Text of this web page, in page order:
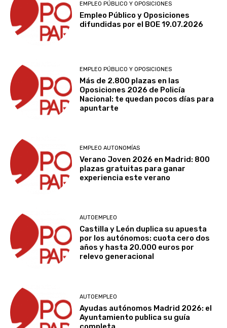
EMPLEO PÚBLICO Y OPOSICIONES
Empleo Público y Oposiciones
difundidas por el BOE 19.07.2026
EMPLEO PÚBLICO Y OPOSICIONES
Más de 2.800 plazas en las
Oposiciones 2026 de Policía
Nacional: te quedan pocos días para
apuntarte
EMPLEO AUTONOMÍAS
Verano Joven 2026 en Madrid: 800
plazas gratuitas para ganar
experiencia este verano
AUTOEMPLEO
Castilla y León duplica su apuesta
por los autónomos: cuota cero dos
años y hasta 20.000 euros por
relevo generacional
AUTOEMPLEO
Ayudas autónomos Madrid 2026: el
Ayuntamiento publica su guía